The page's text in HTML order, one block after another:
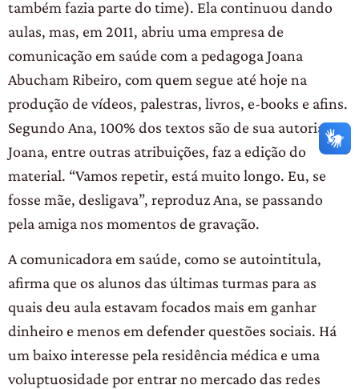
também fazia parte do time). Ela continuou dando
aulas, mas, em 2011, abriu uma empresa de
comunicação em saúde com a pedagoga Joana
Abucham Ribeiro, com quem segue até hoje na
produção de vídeos, palestras, livros, e-books e afins.
Segundo Ana, 100% dos textos são de sua autoria.
Joana, entre outras atribuições, faz a edição do
material. “Vamos repetir, está muito longo. Eu, se
fosse mãe, desligava”, reproduz Ana, se passando
pela amiga nos momentos de gravação.
A comunicadora em saúde, como se autointitula,
afirma que os alunos das últimas turmas para as
quais deu aula estavam focados mais em ganhar
dinheiro e menos em defender questões sociais. Há
um baixo interesse pela residência médica e uma
voluptuosidade por entrar no mercado das redes